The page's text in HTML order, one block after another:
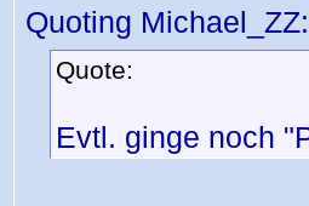
Quoting Michael_ZZ:
Quote:
Evtl. ginge noch